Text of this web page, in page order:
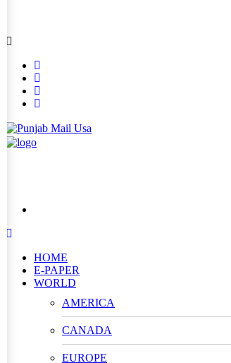
HOME
E-PAPER
WORLD
AMERICA
CANADA
EUROPE